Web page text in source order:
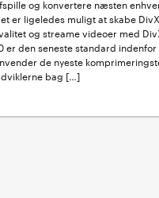
og konvertere næsten
er ligeledes muligt at skabe
og streame videoer med
er den seneste standard
de nyeste
bag […]